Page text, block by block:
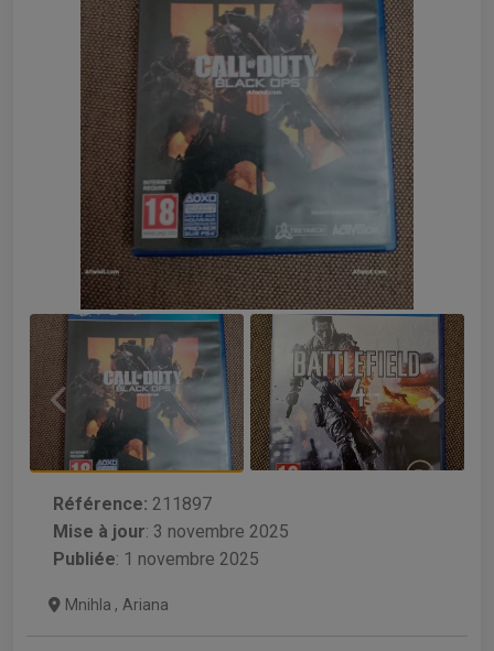
Référence: 211897
Mise à jour: 3 novembre 2025
Publiée: 1 novembre 2025
Mnihla , Ariana